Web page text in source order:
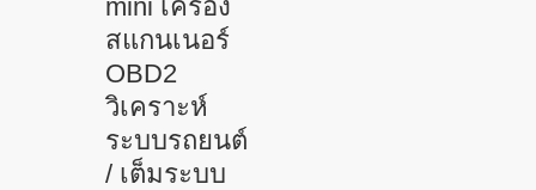
mini เครื่อง
สแกนเนอร์
OBD2
วิเคราะห์
ระบบรถยนต์
/ เต็มระบบ